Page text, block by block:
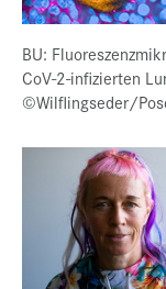
BU:
CoV-2-infizierten
©Wilflingseder/